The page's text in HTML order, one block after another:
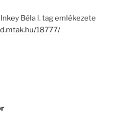
Béla l. tag emlékezete
18777/